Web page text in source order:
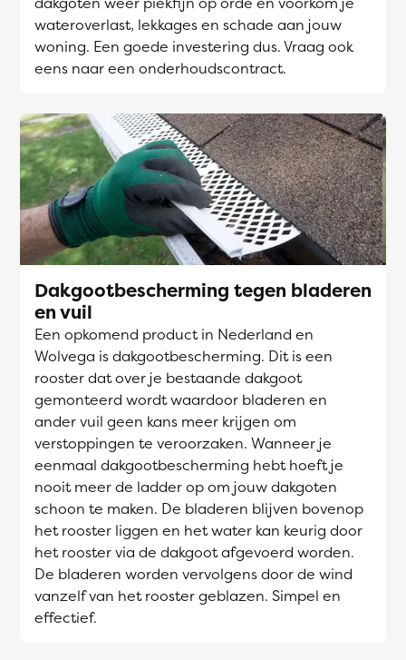
wateroverlast, lekkages en schade aan jouw
woning. Een goede investering dus. Vraag ook
eens naar een onderhoudscontract.
Dakgootbescherming tegen bladeren
en vuil
Een opkomend product in Nederland en
Wolvega is dakgootbescherming. Dit is een
rooster dat over je bestaande dakgoot
gemonteerd wordt waardoor bladeren en
ander vuil geen kans meer krijgen om
verstoppingen te veroorzaken. Wanneer je
eenmaal dakgootbescherming hebt hoeft je
nooit meer de ladder op om jouw dakgoten
schoon te maken. De bladeren blijven bovenop
het rooster liggen en het water kan keurig door
het rooster via de dakgoot afgevoerd worden.
De bladeren worden vervolgens door de wind
vanzelf van het rooster geblazen. Simpel en
effectief.